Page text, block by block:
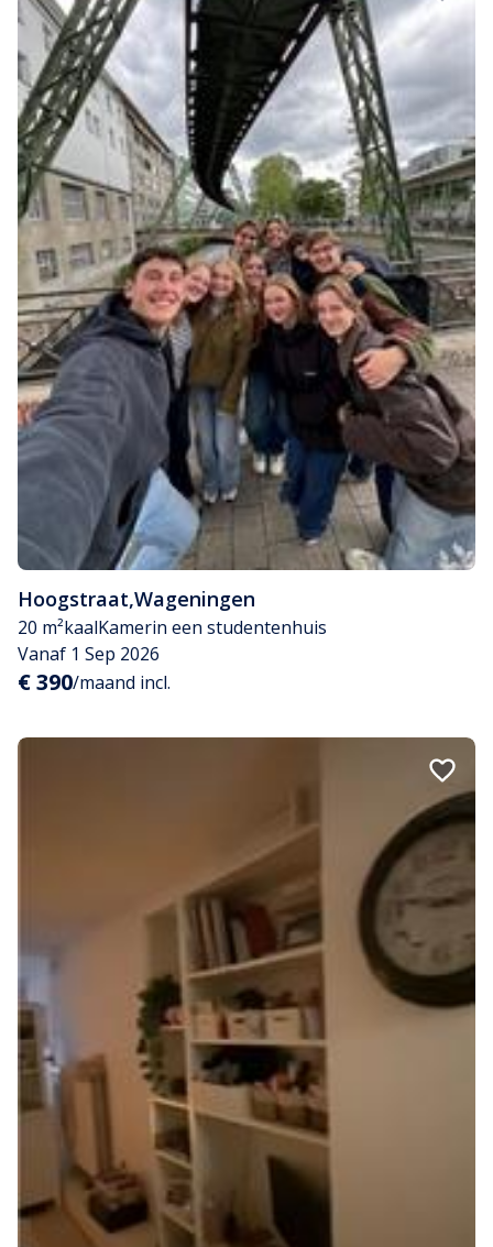
Hoogstraat,Wageningen
20 m²kaalKamerin een studentenhuis
Vanaf 1 Sep 2026
€ 390/maand incl.